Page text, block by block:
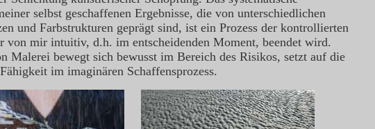
selbst geschaffenen Ergebnisse, die von unterschiedlichen
und Farbstrukturen geprägt sind, ist ein Prozess der kontrollierten
von mir intuitiv, d.h. im entscheidenden Moment, beendet wird.
Malerei bewegt sich bewusst im Bereich des Risikos, setzt auf die
im imaginären Schaffensprozess.